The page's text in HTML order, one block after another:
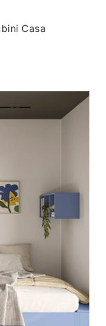
Casa